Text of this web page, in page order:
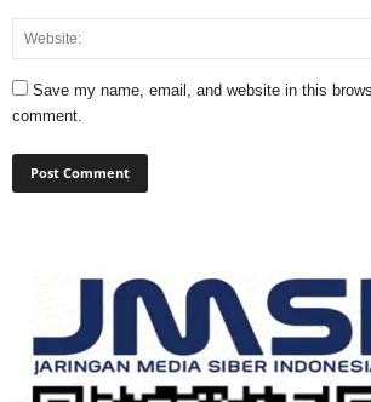
Save my name, email, and website in this
comment.